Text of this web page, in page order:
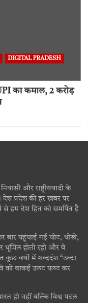
DIGITAL PRADESH
का कमाल, 2 करोड़
और राष्ट्रीयवादी के
देश प्रदेश की हर खबर पर
हम देश हित को समर्पित है
बार पहुंचाई गई चोट, धोखे,
धूमिल होती रही और वे
कुछ वर्षों में शब्ददंश “उल्टा
को वाकई उलट पलट कर
ही नहीं बल्कि विश्व पटल